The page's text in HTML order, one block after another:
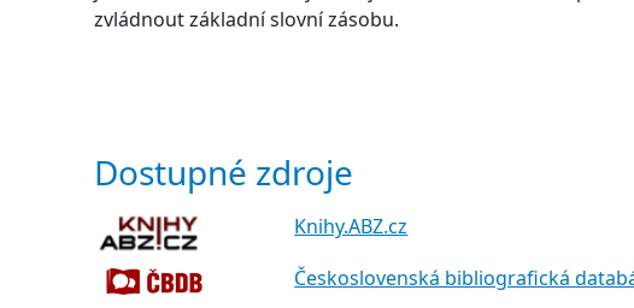
zvládnout základní slovní zásobu.
Dostupné zdroje
Knihy.ABZ.cz
Československá bibliografická